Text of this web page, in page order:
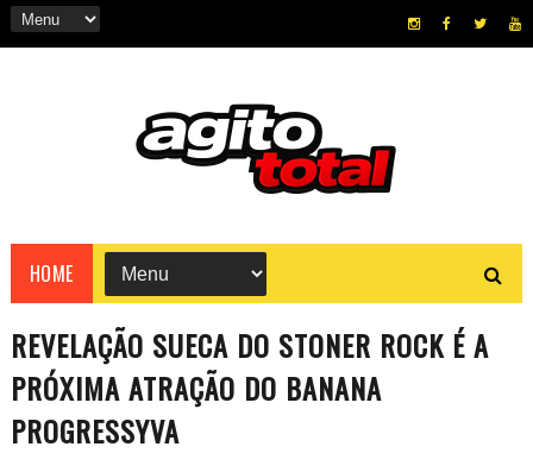
HOME
REVELAÇÃO SUECA DO STONER ROCK É A
PRÓXIMA ATRAÇÃO DO BANANA
PROGRESSYVA